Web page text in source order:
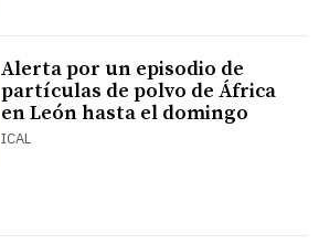
Alerta por un episodio de
partículas de polvo de África
en León hasta el domingo
ICAL